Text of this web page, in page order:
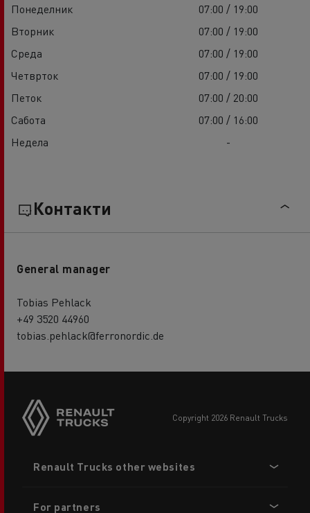
Понеделник
07:00 / 19:00
Вторник
07:00 / 19:00
Среда
07:00 / 19:00
Четврток
07:00 / 19:00
Петок
07:00 / 20:00
Сабота
07:00 / 16:00
Недела
-
Контакти
General manager
Tobias Pehlack
+49 3520 44960
tobias.pehlack@ferronordic.de
copyright 2026 Renault Trucks
menu
Renault Trucks other websites
For partners